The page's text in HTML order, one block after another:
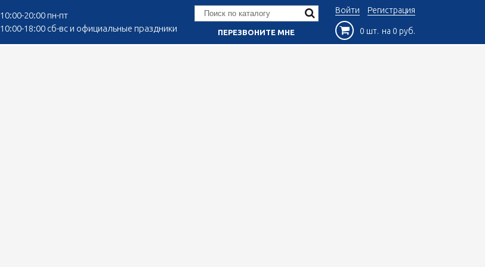
10:00-20:00 пн-пт
10:00-18:00 сб-вс и официальные праздники
ПЕРЕЗВОНИТЕ МНЕ
Войти Регистрация
0 шт. на 0 руб.